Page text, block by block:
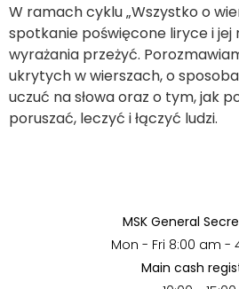
W ramach cyklu „Wszystko o
spotkanie poświęcone liryce i jej
wyrażania przeżyć.
ukrytych w wierszach, o
uczuć na słowa oraz o tym, jak
poruszać, leczyć i łączyć ludzi.
MSK General
Mon - Fri 8:00 am -
Main cash